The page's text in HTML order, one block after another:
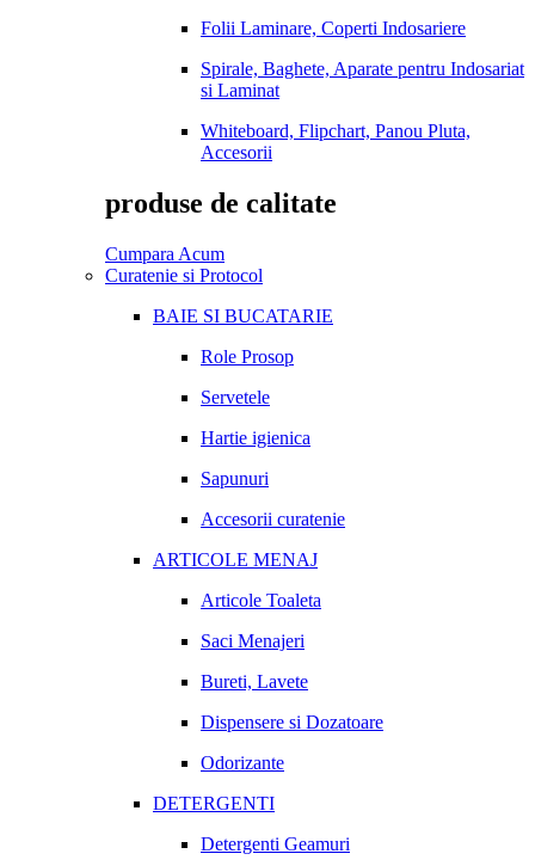
Folii Laminare, Coperti Indosariere
Spirale, Baghete, Aparate pentru Indosariat
si Laminat
Whiteboard, Flipchart, Panou Pluta,
Accesorii
produse de calitate
Cumpara Acum
Curatenie si Protocol
BAIE SI BUCATARIE
Role Prosop
Servetele
Hartie igienica
Sapunuri
Accesorii curatenie
ARTICOLE MENAJ
Articole Toaleta
Saci Menajeri
Bureti, Lavete
Dispensere si Dozatoare
Odorizante
DETERGENTI
Detergenti Geamuri